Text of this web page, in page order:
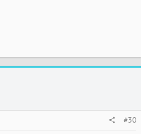
#30